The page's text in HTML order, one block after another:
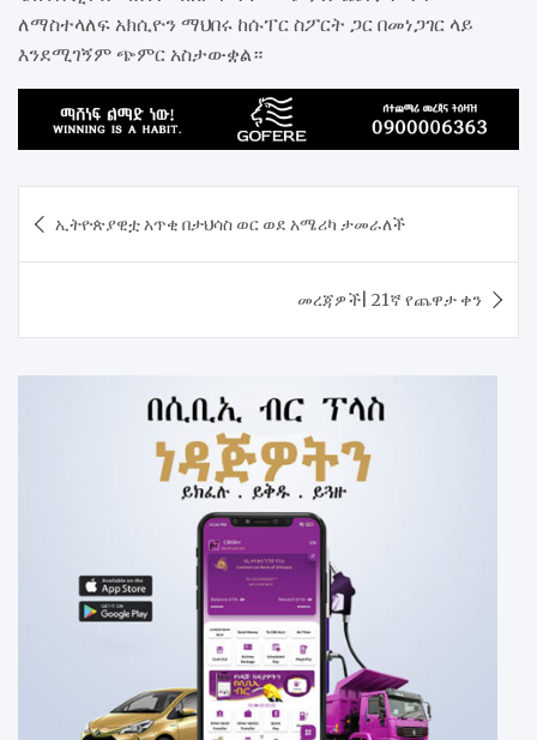
ለማስተላለፍ አክሲዮን ማህበሩ ከሱፐር ስፖርት ጋር በመነጋገር ላይ
እንደሚገኝም ጭምር አስታውቋል።
navigation
ኢትዮጵያዊቷ አጥቂ በታህሳስ ወር ወደ አሜሪካ ታመራለች
መረጃዎች| 21ኛ የጨዋታ ቀን